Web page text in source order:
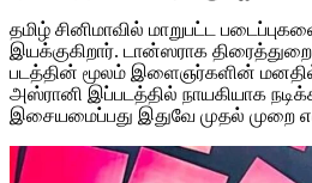
தமிழ் சினிமாவில் மாறுபட்ட
இயக்குகிறார். டான்ஸராக
படத்தின் மூலம் இளைஞர்களின் மனதில்
அஸ்ரானி இப்படத்தில் நாயகியாக
இசையமைப்பது இதுவே முதல் முறை